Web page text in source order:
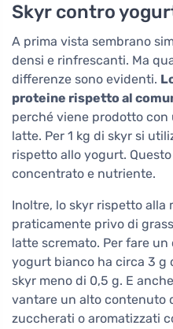
Skyr contro
A prima vista sembrano
densi e rinfrescanti. Ma
differenze sono evidenti.
proteine rispetto al
perché viene prodotto
latte. Per 1 kg di skyr si
rispetto allo yogurt.
concentrato e nutriente.
Inoltre, lo skyr rispetto
praticamente privo di
latte scremato. Per fare
yogurt bianco ha circa 3 g
skyr meno di 0,5 g. E
vantare un alto contenuto
zuccherati o aromatizzati